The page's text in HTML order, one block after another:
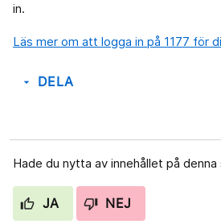
in.
Läs mer om att logga in på 1177 för
arrow_drop_down DELA
Hade du nytta av innehållet på denna
JA NEJ